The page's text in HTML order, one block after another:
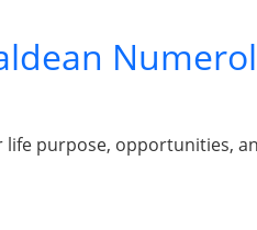
life purpose, opportunities,